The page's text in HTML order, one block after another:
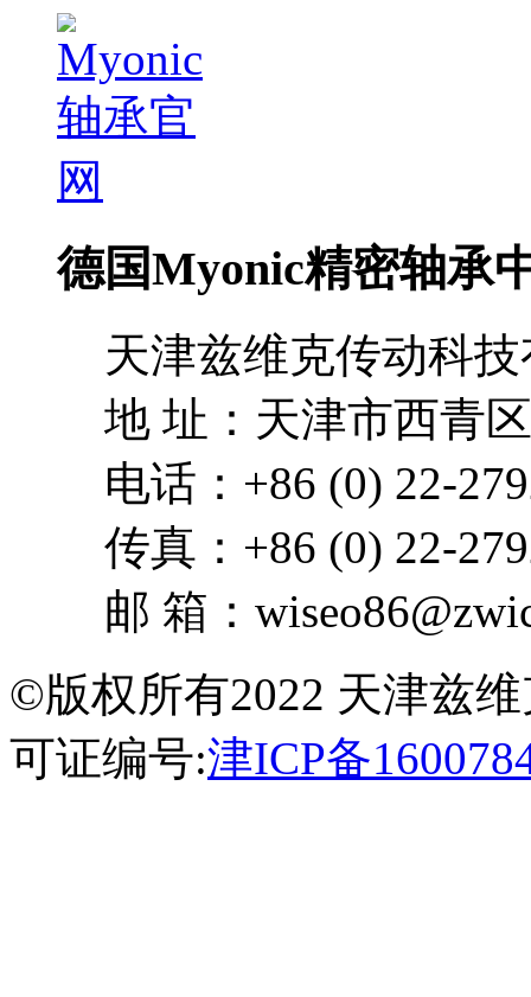
德国Myonic精密轴承
天津兹维克传动科
地 址：天津市西青
电话：+86 (0) 22-
传真：+86 (0) 22-
邮 箱：
©版权所有2022 天津兹
可证编号:津ICP备